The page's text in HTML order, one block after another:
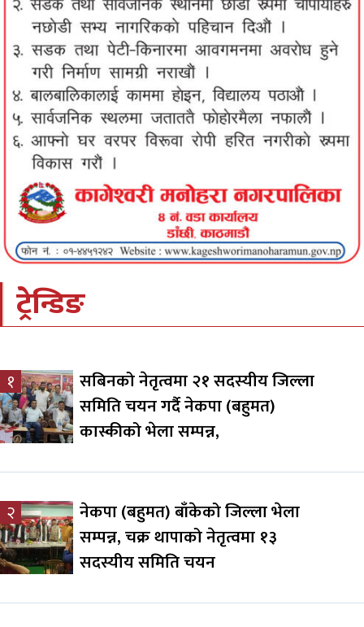
ट्रेन्डिङ
१
सबिनको नेतृत्वमा २१ सदस्यीय जिल्ला
समिति चयन गर्दै नेकपा (बहुमत)
कास्कीको भेला सम्पन्न,
२
नेकपा (बहुमत) बाँकेको जिल्ला भेला
सम्पन्न, चक्र थापाको नेतृत्वमा १३
सदस्यीय समिति चयन